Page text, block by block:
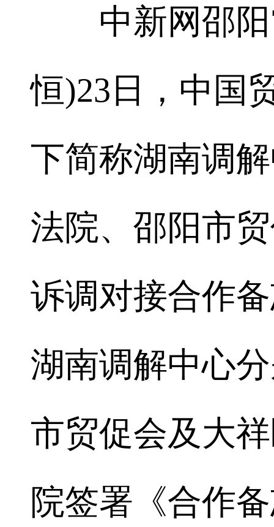
中新网邵阳7
恒)23日，中国
下简称湖南调
法院、邵阳市
诉调对接合作
湖南调解中心
市贸促会及大
院签署《合作